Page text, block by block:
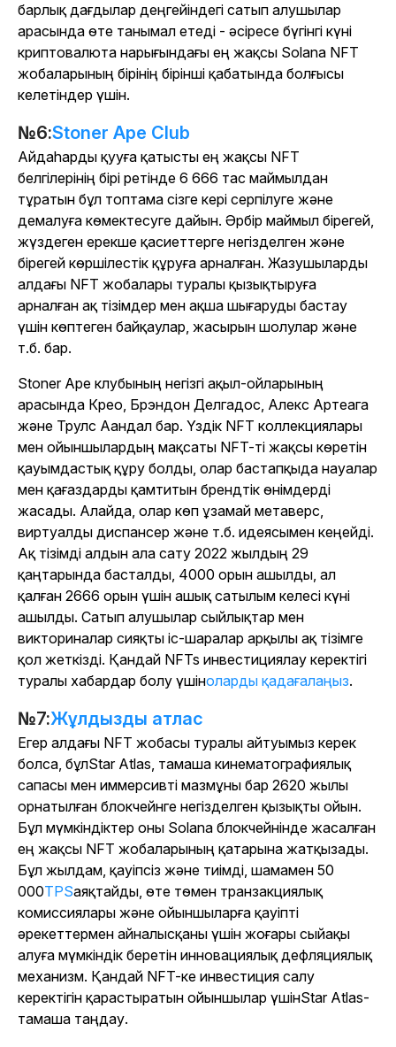
барлық дағдылар деңгейіндегі сатып алушылар
арасында өте танымал етеді - әсіресе бүгінгі күні
криптовалюта нарығындағы ең жақсы Solana NFT
жобаларының бірінің бірінші қабатында болғысы
келетіндер үшін.
№6:Stoner Ape Club
Айдаһарды қууға қатысты ең жақсы NFT
белгілерінің бірі ретінде 6 666 тас маймылдан
тұратын бұл топтама сізге кері серпілуге және
демалуға көмектесуге дайын. Әрбір маймыл бірегей,
жүздеген ерекше қасиеттерге негізделген және
бірегей көршілестік құруға арналған. Жазушыларды
алдағы NFT жобалары туралы қызықтыруға
арналған ақ тізімдер мен ақша шығаруды бастау
үшін көптеген байқаулар, жасырын шолулар және
т.б. бар.
Stoner Ape клубының негізгі ақыл-ойларының
арасында Крео, Брэндон Делгадос, Алекс Артеага
және Трулс Аандал бар. Үздік NFT коллекциялары
мен ойыншылардың мақсаты NFT-ті жақсы көретін
қауымдастық құру болды, олар бастапқыда науалар
мен қағаздарды қамтитын брендтік өнімдерді
жасады. Алайда, олар көп ұзамай метаверс,
виртуалды диспансер және т.б. идеясымен кеңейді.
Ақ тізімді алдын ала сату 2022 жылдың 29
қаңтарында басталды, 4000 орын ашылды, ал
қалған 2666 орын үшін ашық сатылым келесі күні
ашылды. Сатып алушылар сыйлықтар мен
викториналар сияқты іс-шаралар арқылы ақ тізімге
қол жеткізді. Қандай NFTs инвестициялау керектігі
туралы хабардар болу үшіноларды қадағалаңыз.
№7:Жұлдызды атлас
Егер алдағы NFT жобасы туралы айтуымыз керек
болса, бұлStar Atlas, тамаша кинематографиялық
сапасы мен иммерсивті мазмұны бар 2620 жылы
орнатылған блокчейнге негізделген қызықты ойын.
Бұл мүмкіндіктер оны Solana блокчейнінде жасалған
ең жақсы NFT жобаларының қатарына жатқызады.
Бұл жылдам, қауіпсіз және тиімді, шамамен 50
000TPSаяқтайды, өте төмен транзакциялық
комиссиялары және ойыншыларға қауіпті
әрекеттермен айналысқаны үшін жоғары сыйақы
алуға мүмкіндік беретін инновациялық дефляциялық
механизм. Қандай NFT-ке инвестиция салу
керектігін қарастыратын ойыншылар үшінStar Atlas-
тамаша таңдау.